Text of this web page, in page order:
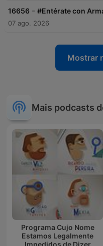
16656 - #Entérate con
07 ago. 2026
Mostrar
Mais podcasts
Programa Cujo Nome
Estamos Legalmente